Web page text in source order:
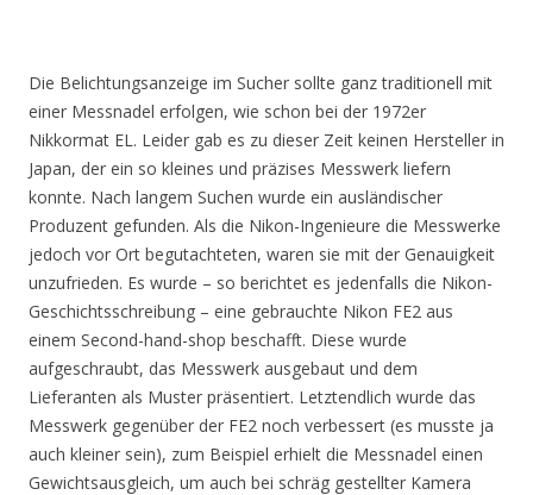
Die Belichtungsanzeige im Sucher sollte ganz traditionell mit
einer Messnadel erfolgen, wie schon bei der 1972er
Nikkormat EL. Leider gab es zu dieser Zeit keinen Hersteller in
Japan, der ein so kleines und präzises Messwerk liefern
konnte. Nach langem Suchen wurde ein ausländischer
Produzent gefunden. Als die Nikon-Ingenieure die Messwerke
jedoch vor Ort begutachteten, waren sie mit der Genauigkeit
unzufrieden. Es wurde – so berichtet es jedenfalls die Nikon-
Geschichtsschreibung – eine gebrauchte Nikon FE2 aus
einem Second-hand-shop beschafft. Diese wurde
aufgeschraubt, das Messwerk ausgebaut und dem
Lieferanten als Muster präsentiert. Letztendlich wurde das
Messwerk gegenüber der FE2 noch verbessert (es musste ja
auch kleiner sein), zum Beispiel erhielt die Messnadel einen
Gewichtsausgleich, um auch bei schräg gestellter Kamera